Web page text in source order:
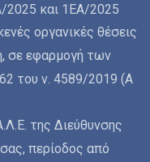
και 1ΕΑ/2025
οργανικές θέσεις
σε εφαρμογή των
του ν. 4589/2019 (Α
της Διεύθυνσης
περίοδος από